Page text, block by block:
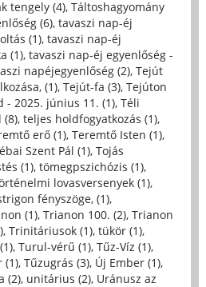
tengely (4), Táltoshagyomány
(6), tavaszi nap-éj
(1), tavaszi nap-éj
(1), tavaszi nap-éj egyenlőség -
napéjegyenlőség (2), Tejút
(1), Tejút-fa (3), Tejúton
- 2025. június 11. (1), Téli
(8), teljes holdfogyatkozás (1),
erő (1), Teremtő Isten (1),
Szent Pál (1), Tojás
(1), tömegpszichózis (1),
lovasversenyek (1),
fényszöge, (1),
(1), Trianon 100. (2), Trianon
, Trinitáriusok (1), tükör (1),
, Turul-vérű (1), Tűz-Víz (1),
(1), Tűzugrás (3), Új Ember (1),
(2), unitárius (2), Uránusz az